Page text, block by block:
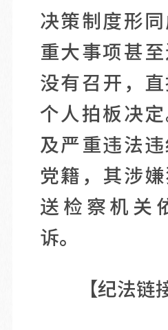
决策制度形
重大事项甚
没有召开，
个人拍板决
及严重违法
党籍，其涉
送检察机关
诉。
【纪法链